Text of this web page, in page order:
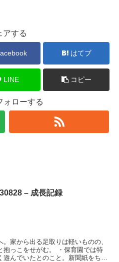
アする
はてブ
LINE コピー
ォローする
– 成長記録
家から出る足取りは軽いものの、
抱っこをせがむ。 ・保育園では特
んでいたとのこと。新聞紙をちぎ